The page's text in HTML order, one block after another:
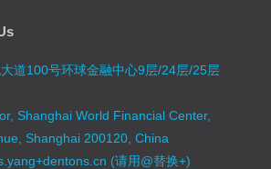
道100号环球金融中心9层/24层/25层
Shanghai World Financial Center,
Shanghai 200120, China
(请用@替换+)